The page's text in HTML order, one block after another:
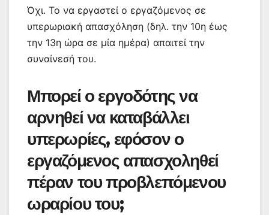
Όχι. Το να εργαστεί ο εργαζόμενος σε
υπερωριακή απασχόληση (δηλ. την 10η έως
την 13η ώρα σε μία ημέρα) απαιτεί την
συναίνεσή του.
Μπορεί ο εργοδότης να
αρνηθεί να καταβάλλει
υπερωρίες, εφόσον ο
εργαζόμενος απασχοληθεί
πέραν του προβλεπόμενου
ωραρίου του;